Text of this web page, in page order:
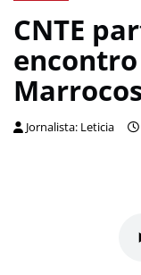
CNTE
Jornalista: Leticia